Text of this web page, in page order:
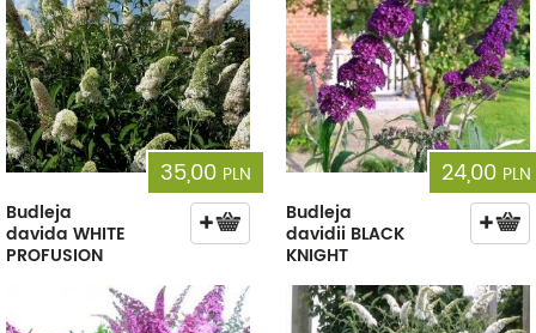
35,00 PLN
Budleja
davida WHITE
PROFUSION
24,00 PLN
Budleja
davidii BLACK
KNIGHT